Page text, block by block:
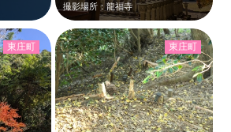
撮影場所：龍福寺
東庄町 東庄町